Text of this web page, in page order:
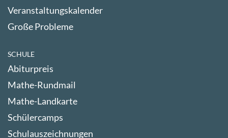
Veranstaltungskalender
Große Probleme
SCHULE
Abiturpreis
Mathe-Rundmail
Mathe-Landkarte
Schülercamps
Schulauszeichnungen